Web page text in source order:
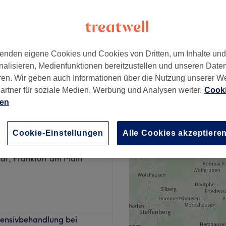
ab 250 €
in Frankfurt am
und Experten-
Hautpflege erleben
970 Bewertungen
Frankfurt am Main
bei
eigene Cookies und Cookies von Dritten, um Inhalte
Medienfunktionen bereitzustellen und unseren
Wir geben auch Informationen über die Nutzung unserer
für soziale Medien, Werbung und Analysen weiter.
Cookie-Einstellungen Alle Cookies akzeptieren